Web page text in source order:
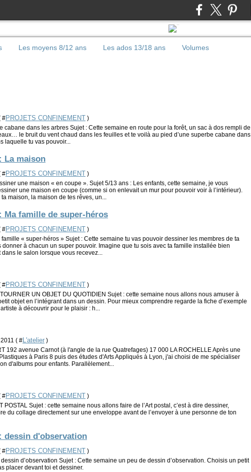
Les moyens 8/12 ans Les ados 13/18 ans Volumes
#PROJETS CONFINEMENT )
cabane dans les arbres Sujet : Cette semaine en route pour la forêt, un sac à dos rempli de
le bruit du vent chaud dans les feuilles et te voilà au pied d’une superbe cabane dans
laquelle tu vas pouvoir...
La maison
#PROJETS CONFINEMENT )
une maison « en coupe ». Sujet 5/13 ans : Les enfants, cette semaine, je vous
une maison en coupe (comme si on enlevait un mur pour pouvoir voir à l’intérieur).
maison, la maison de tes rêves, un...
Ma famille de super-héros
#PROJETS CONFINEMENT )
famille « super-héros » Sujet : Cette semaine tu vas pouvoir dessiner les membres de ta
donner à chacun un super pouvoir. Imagine que tu sois avec ta famille installée bien
le salon lorsque vous recevez...
#PROJETS CONFINEMENT )
UN OBJET DU QUOTIDIEN Sujet : cette semaine nous allons nous amuser à
objet en l’intégrant dans un dessin. Pour mieux comprendre regarde la fiche d’exemple
à découvrir pour le plaisir : h...
( #L'atelier )
192 avenue Carnot (à l'angle de la rue Quatrefages) 17 000 LA ROCHELLE Après une
à Paris 8 puis des études d'Arts Appliqués à Lyon, j'ai choisi de me spécialiser
d'albums pour enfants. Parallèlement...
#PROJETS CONFINEMENT )
POSTAL Sujet : cette semaine nous allons faire de l’Art postal, c’est à dire dessiner,
du collage directement sur une enveloppe avant de l’envoyer à une personne de ton
dessin d'observation
#PROJETS CONFINEMENT )
dessin d’observation Sujet : Cette semaine un peu de dessin d’observation. Choisis un petit
placer devant toi et dessiner.